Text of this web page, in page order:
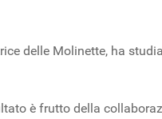
delle Molinette, ha
è frutto della